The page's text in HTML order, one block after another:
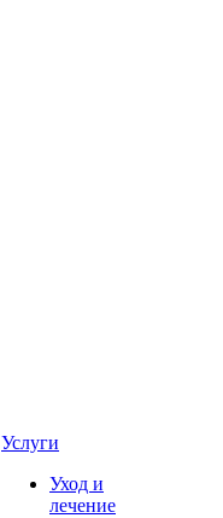
Услуги
Уход и
лечение